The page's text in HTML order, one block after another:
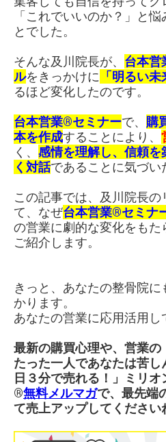
「これでいいのか？」と
とでした。
そんな及川院長が、 台本営
ルをきっかけに 「明るい未
るほど変化したのです。
台本営業®セミナーで、 購
本を作成することにより、
く、 感情を理解し、信頼
く対話であることに気づい
この記事では、及川院長の
て、なぜ台本営業®セミナ
の営業に劇的な変化をも
ご紹介します。
きっと、あなたの整骨院
かります。
あなたの営業に応用活用し
最新の購買心理や、営業の
たった一人であなたは苦し
日３分で売れる！」ミリ
®︎無料メルマガで、最先端
て売上アップしてください